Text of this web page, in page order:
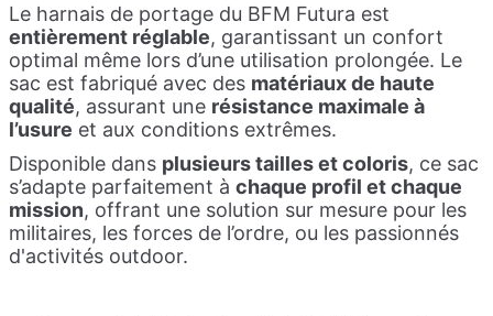
Le harnais de portage du BFM Futura est
entièrement réglable, garantissant un confort
optimal même lors d’une utilisation prolongée. Le
sac est fabriqué avec des matériaux de haute
qualité, assurant une résistance maximale à
l’usure et aux conditions extrêmes.
Disponible dans plusieurs tailles et coloris, ce sac
s’adapte parfaitement à chaque profil et chaque
mission, offrant une solution sur mesure pour les
militaires, les forces de l’ordre, ou les passionnés
d'activités outdoor.